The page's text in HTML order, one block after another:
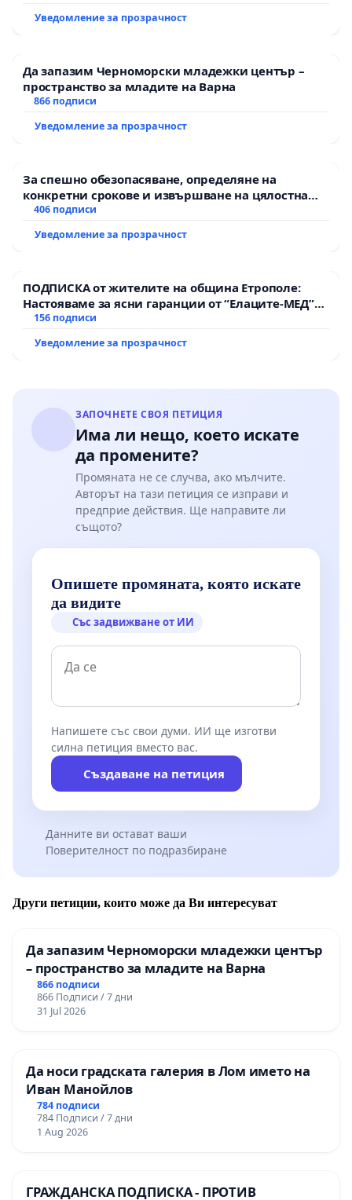
Уведомление за прозрачност
Да запазим Черноморски младежки център –
пространство за младите на Варна
866 подписи
Уведомление за прозрачност
За спешно обезопасяване, определяне на
конкретни срокове и извършване на цялостна
рехабилитация на републиканския път между
Мирово - к.к. Момин проход
406 подписи
Уведомление за прозрачност
ПОДПИСКА от жителите на община Етрополе:
Настояваме за ясни гаранции от “Елаците-МЕД”
АД и от държавата, че ще се изпълнят всички
156 подписи
Уведомление за прозрачност
ЗАПОЧНЕТЕ СВОЯ ПЕТИЦИЯ
Има ли нещо, което искате
да промените?
Промяната не се случва, ако мълчите.
Авторът на тази петиция се изправи и
предприе действия. Ще направите ли
същото?
Опишете промяната, която искате
да видите
Със задвижване от ИИ
Напишете със свои думи. ИИ ще изготви
силна петиция вместо вас.
Създаване на петиция
Данните ви остават ваши
Поверителност по подразбиране
Други петиции, които може да Ви интересуват
Да запазим Черноморски младежки център
– пространство за младите на Варна
866 подписи
866 Подписи / 7 дни
31 Jul 2026
Да носи градската галерия в Лом името на
Иван Манойлов
784 подписи
784 Подписи / 7 дни
1 Aug 2026
ГРАЖДАНСКА ПОДПИСКА - ПРОТИВ